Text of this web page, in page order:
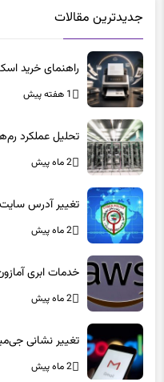
راهنمای خرید اسکنر
1 هفته پیش
2 ماه پیش
2 ماه پیش
2 ماه پیش
2 ماه پیش